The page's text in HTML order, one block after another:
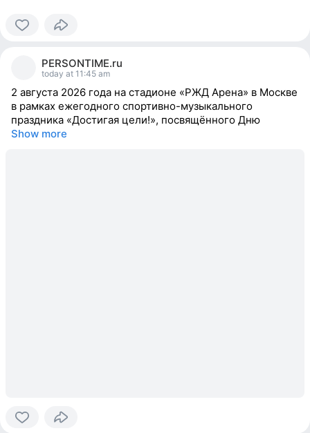
PERSONTIME.ru
today at 11:45 am
2 августа 2026 года на стадионе «РЖД Арена» в Москве
в рамках ежегодного спортивно-музыкального
праздника «Достигая цели!», посвящённого Дню
Show more